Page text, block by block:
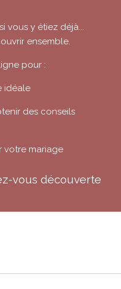
vous y étiez déjà...
ensemble.
pour :
idéale
des conseils
votre mariage
vous découverte